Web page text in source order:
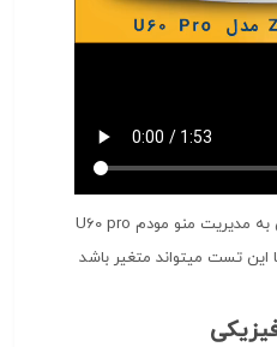
تست اینترنت و نگاهی به مدیریت منو مودم U60 pro